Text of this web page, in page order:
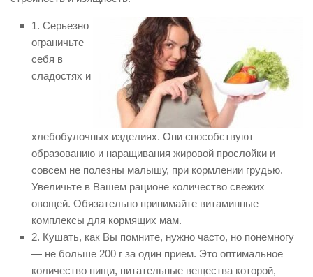
1. Серьезно
ограничьте
себя в
сладостях и
хлебобулочных изделиях. Они способствуют
образованию и наращивания жировой прослойки и
совсем не полезны малышу, при кормлении грудью.
Увеличьте в Вашем рационе количество свежих
овощей. Обязательно принимайте витаминные
комплексы для кормящих мам.
2. Кушать, как Вы помните, нужно часто, но понемногу
— не больше 200 г за один прием. Это оптимальное
количество пищи, питательные вещества которой,